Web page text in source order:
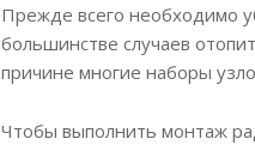
Прежде всего необходимо
большинстве случаев
причине многие наборы
Чтобы выполнить монтаж